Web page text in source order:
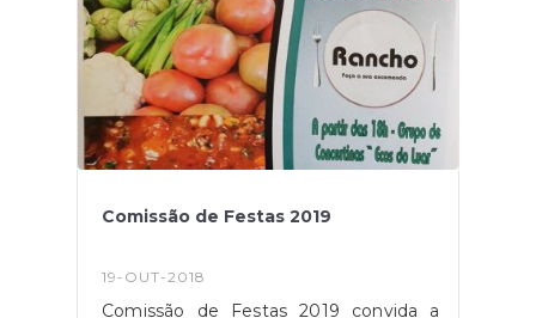
Comissão de Festas 2019
19-OUT-2018
Comissão de Festas 2019 convida a